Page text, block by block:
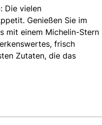
Die vielen
Genießen Sie im
mit einem Michelin-Stern
frisch
Zutaten, die das